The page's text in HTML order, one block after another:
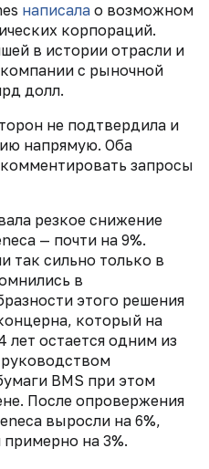
написала о возможном
корпораций.
в истории отрасли и
с рыночной
долл.
не подтвердила и
напрямую. Оба
запросы
резкое снижение
— почти на 9%.
так сильно только в
в
этого решения
который на
лет остается одним из
BMS при этом
После опровержения
выросли на 6%,
примерно на 3%.